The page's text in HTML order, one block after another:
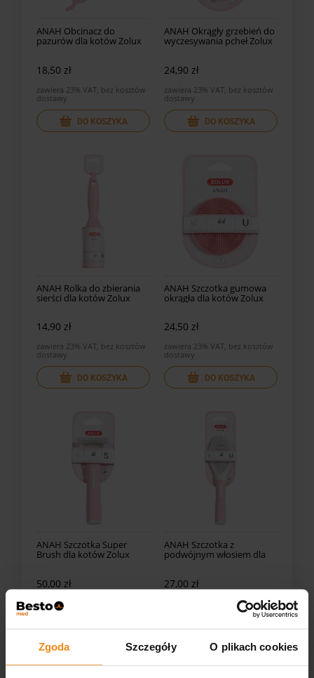
Zgoda Szczegóły O plikach cookies
ANAH Obcinacz do
pazurów dla kotów Zolux
18,50 zł
zawiera 23% VAT, bez kosztów
dostawy
DO KOSZYKA
ANAH Okrągły grzebień do
wyczesywania pcheł Zolux
24,90 zł
zawiera 23% VAT, bez kosztów
dostawy
DO KOSZYKA
ANAH Rolka do zbierania
sierści dla kotów Zolux
14,90 zł
zawiera 23% VAT, bez kosztów
dostawy
DO KOSZYKA
ANAH Szczotka gumowa
okrągła dla kotów Zolux
24,50 zł
zawiera 23% VAT, bez kosztów
dostawy
DO KOSZYKA
ANAH Szczotka Super
Brush dla kotów Zolux
50,00 zł
zawiera 23% VAT, bez kosztów
dostawy
ANAH Szczotka z
podwójnym włosiem dla
27,00 zł
zawiera 23% VAT, bez kosztów